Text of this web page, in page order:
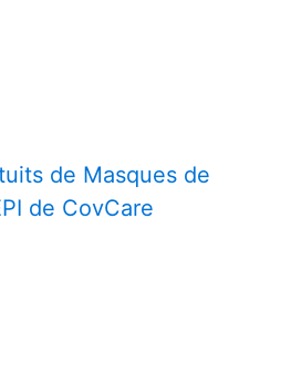
de Masques de
de CovCare